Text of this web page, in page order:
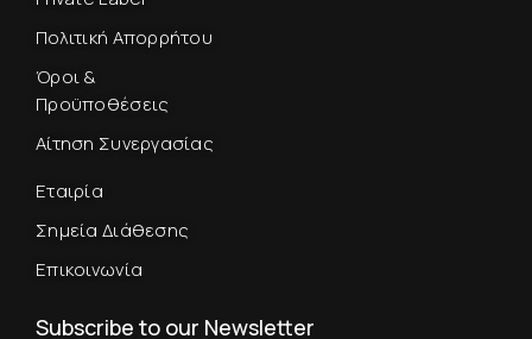
Πολιτική Απορρήτου
Όροι &
Προϋποθέσεις
Αίτηση Συνεργασίας
Εταιρία
Σημεία Διάθεσης
Επικοινωνία
Subscribe to our Newsletter